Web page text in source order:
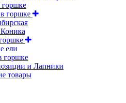
горшке
горшке
ели
горшке
и Лапники
товары